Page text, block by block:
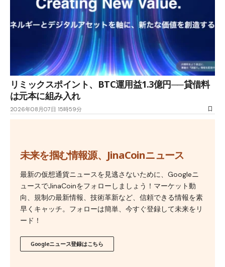
リミックスポイント、BTC運用益1.3億円──貸借料
は元本に組み入れ
2026年08月07日 15時59分
未来を掴む情報源、JinaCoinニュース
最新の仮想通貨ニュースを見逃さないために、Googleニ
ュースでJinaCoinをフォローしましょう！マーケット動
向、規制の最新情報、技術革新など、信頼できる情報を素
早くキャッチ。フォローは簡単、今すぐ登録して未来をリ
ード！
Googleニュース登録はこちら